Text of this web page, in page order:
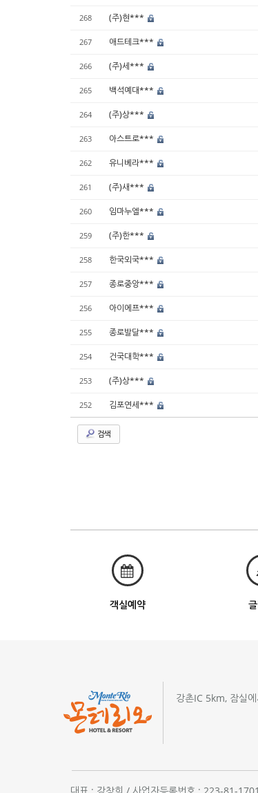
268 (주)현***
267 애드테크***
266 (주)세***
265 백석예대***
264 (주)상***
263 아스트로***
262 유니베라***
261 (주)새***
260 임마누엘***
259 (주)한***
258 한국외국***
257 종로중앙***
256 아이에프***
255 종로발달***
254 건국대학***
253 (주)상***
252 김포연세***
검색
객실예약
강촌IC 5km, 잠실